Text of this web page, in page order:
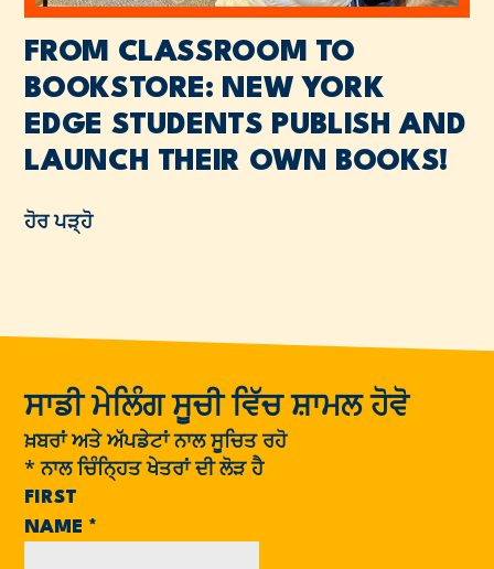
FROM CLASSROOM TO
BOOKSTORE: NEW YORK
EDGE STUDENTS PUBLISH AND
LAUNCH THEIR OWN BOOKS!
ਹੋਰ ਪੜ੍ਹੋ
ਸਾਡੀ ਮੇਲਿੰਗ ਸੂਚੀ ਵਿੱਚ ਸ਼ਾਮਲ ਹੋਵੋ
ਖ਼ਬਰਾਂ ਅਤੇ ਅੱਪਡੇਟਾਂ ਨਾਲ ਸੂਚਿਤ ਰਹੋ
* ਨਾਲ ਚਿੰਨ੍ਹਿਤ ਖੇਤਰਾਂ ਦੀ ਲੋੜ ਹੈ
FIRST
NAME *